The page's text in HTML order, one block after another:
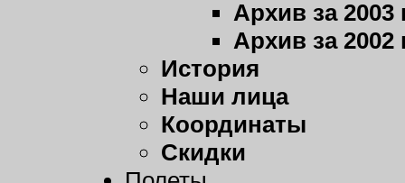
Архив за 2003
Архив за 2002
История
Наши лица
Координаты
Скидки